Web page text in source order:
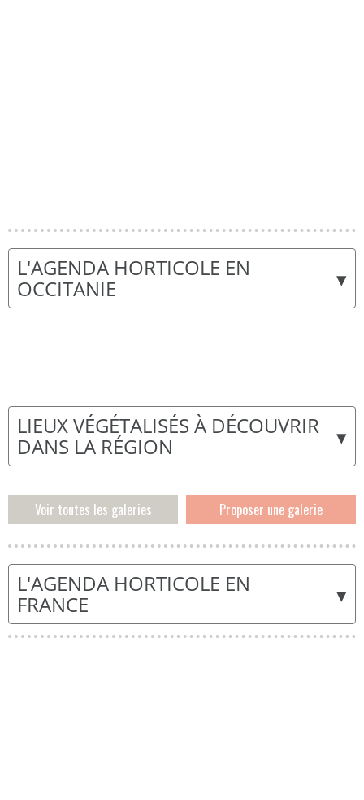
▾
L'AGENDA HORTICOLE EN
OCCITANIE
▾
LIEUX VÉGÉTALISÉS À DÉCOUVRIR
DANS LA RÉGION
Voir toutes les galeries Proposer une galerie
▾
L'AGENDA HORTICOLE EN
FRANCE